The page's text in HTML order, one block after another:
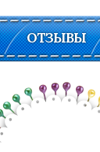
ОТЗЫВЫ